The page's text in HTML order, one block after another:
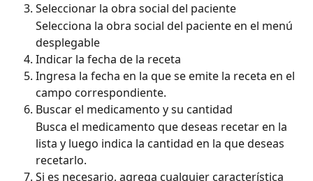
Seleccionar la obra social del paciente
Selecciona la obra social del paciente en el menú
desplegable
Indicar la fecha de la receta
Ingresa la fecha en la que se emite la receta en el
campo correspondiente.
Buscar el medicamento y su cantidad
Busca el medicamento que deseas recetar en la
lista y luego indica la cantidad en la que deseas
recetarlo.
Si es necesario, agrega cualquier característica